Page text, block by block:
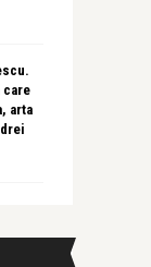
care
arta